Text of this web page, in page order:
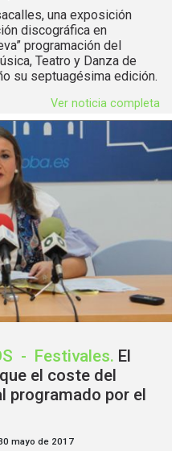
una exposición
discográfica en
programación del
Teatro y Danza de
su septuagésima edición.
Ver noticia completa
- Festivales. El
el coste del
programado por el
mayo de 2017